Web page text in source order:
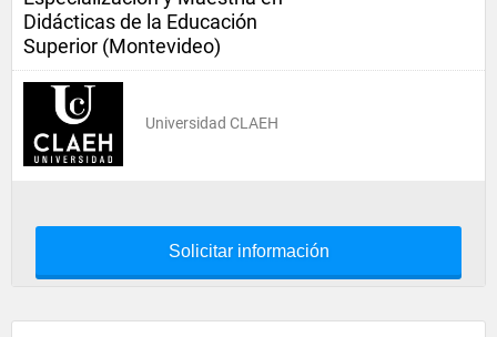
Didácticas de la Educación
Superior (Montevideo)
Universidad CLAEH
Solicitar información